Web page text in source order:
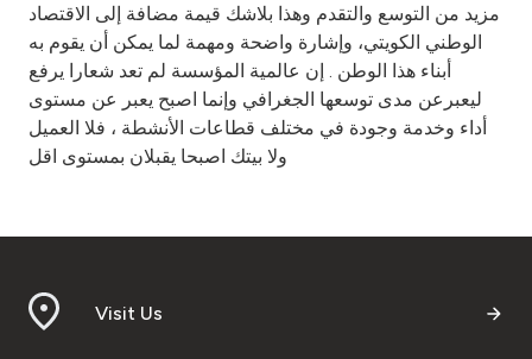
مزيد من التوسع والتقدم وهذا بلاشك قيمة مضافة إلى الاقتصاد
الوطني الكويتي، وإشارة واضحة ومهمة لما يمكن أن يقوم به
أبناء هذا الوطن . إن عالمية المؤسسة لم تعد شعارا يرفع
ليعبرعن مدى توسعها الجغرافي وإنما اصبح يعبر عن مستوى
أداء وخدمة وجودة في مختلف قطاعات الأنشطة ، فلا العميل
ولا بيتك اصبحا يقبلان بمستوى اقل
Visit Us